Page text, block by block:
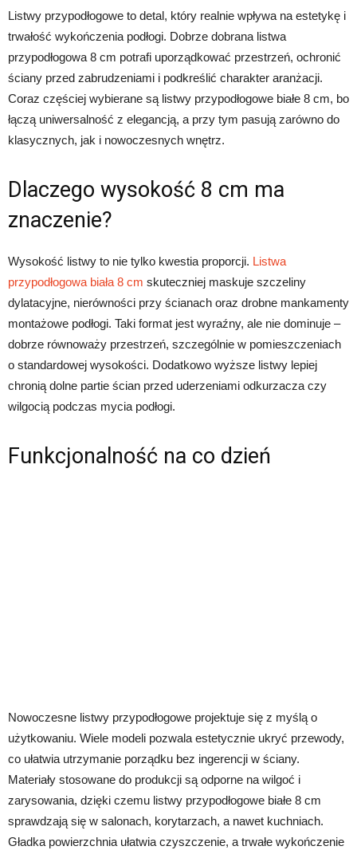
Listwy przypodłogowe to detal, który realnie wpływa na estetykę i
trwałość wykończenia podłogi. Dobrze dobrana listwa
przypodłogowa 8 cm potrafi uporządkować przestrzeń, ochronić
ściany przed zabrudzeniami i podkreślić charakter aranżacji.
Coraz częściej wybierane są listwy przypodłogowe białe 8 cm, bo
łączą uniwersalność z elegancją, a przy tym pasują zarówno do
klasycznych, jak i nowoczesnych wnętrz.
Dlaczego wysokość 8 cm ma
znaczenie?
Wysokość listwy to nie tylko kwestia proporcji. Listwa
przypodłogowa biała 8 cm skuteczniej maskuje szczeliny
dylatacyjne, nierówności przy ścianach oraz drobne mankamenty
montażowe podłogi. Taki format jest wyraźny, ale nie dominuje –
dobrze równoważy przestrzeń, szczególnie w pomieszczeniach
o standardowej wysokości. Dodatkowo wyższe listwy lepiej
chronią dolne partie ścian przed uderzeniami odkurzacza czy
wilgocią podczas mycia podłogi.
Funkcjonalność na co dzień
Nowoczesne listwy przypodłogowe projektuje się z myślą o
użytkowaniu. Wiele modeli pozwala estetycznie ukryć przewody,
co ułatwia utrzymanie porządku bez ingerencji w ściany.
Materiały stosowane do produkcji są odporne na wilgoć i
zarysowania, dzięki czemu listwy przypodłogowe białe 8 cm
sprawdzają się w salonach, korytarzach, a nawet kuchniach.
Gładka powierzchnia ułatwia czyszczenie, a trwałe wykończenie